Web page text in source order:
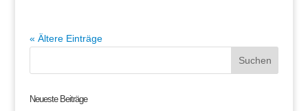
« Ältere Einträge
Neueste Beiträge